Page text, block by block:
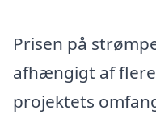
Prisen på
afhængigt af
projektets